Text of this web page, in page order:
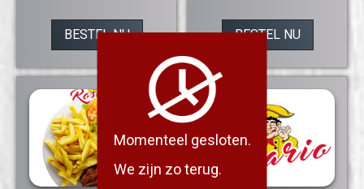
BESTEL NU BESTEL NU
Momenteel gesloten.
We zijn zo terug.